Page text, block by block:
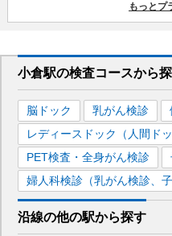
もっとプ
小倉駅の検査コースから
脳ドック 乳がん検診
レディースドック（人間ド
PET検査・全身がん検診
婦人科検診（乳がん検診、子
沿線の他の駅から探す